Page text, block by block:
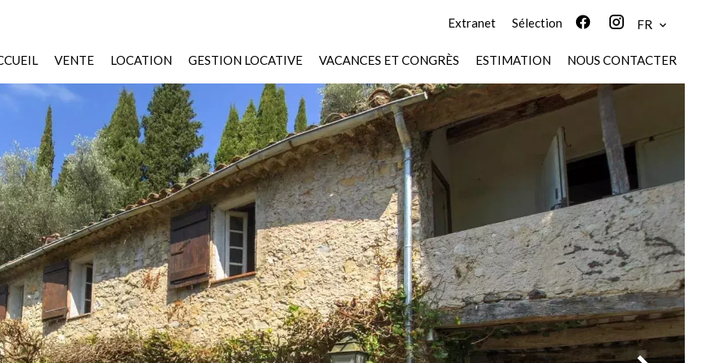
Extranet Sélection FR
VENTE LOCATION GESTION LOCATIVE VACANCES ET CONGRÈS ESTIMATION NOUS CONTACTER